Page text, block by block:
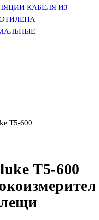
КАБЕЛЯ ИЗ
T5-600
T5-600